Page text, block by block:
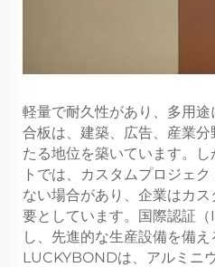
軽量で耐久性があり、多用
合板は、建築、広告、産業
たる地位を築いています。
トでは、カスタムプロジェ
ない場合があり、企業はカ
要としています。国際認証
し、先進的な生産設備を備
LUCKYBONDは、アルミニ